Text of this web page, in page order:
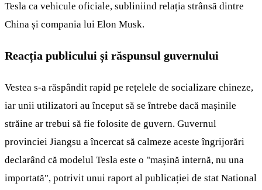
Tesla ca vehicule oficiale, subliniind relația strânsă dintre
China și compania lui Elon Musk.
Reacția publicului și răspunsul guvernului
Vestea s-a răspândit rapid pe rețelele de socializare chineze,
iar unii utilizatori au început să se întrebe dacă mașinile
străine ar trebui să fie folosite de guvern. Guvernul
provinciei Jiangsu a încercat să calmeze aceste îngrijorări
declarând că modelul Tesla este o "mașină internă, nu una
importată", potrivit unui raport al publicației de stat National